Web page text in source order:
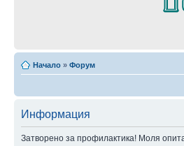
Начало » Форум
Информация
Затворено за профилактика! Моля